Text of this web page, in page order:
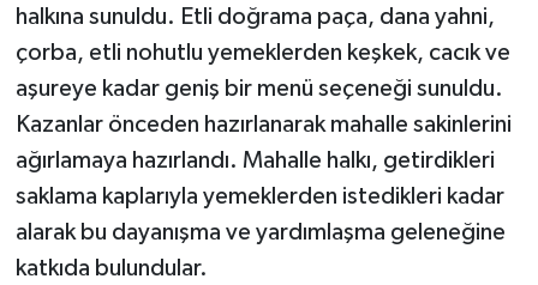
halkına sunuldu. Etli doğrama paça, dana yahni,
çorba, etli nohutlu yemeklerden keşkek, cacık ve
aşureye kadar geniş bir menü seçeneği sunuldu.
Kazanlar önceden hazırlanarak mahalle sakinlerini
ağırlamaya hazırlandı. Mahalle halkı, getirdikleri
saklama kaplarıyla yemeklerden istedikleri kadar
alarak bu dayanışma ve yardımlaşma geleneğine
katkıda bulundular.